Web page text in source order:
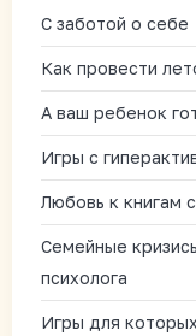
С заботой о себе
Как провести
А ваш ребенок
Игры с
Любовь к книгам
Семейные
психолога
Игры для